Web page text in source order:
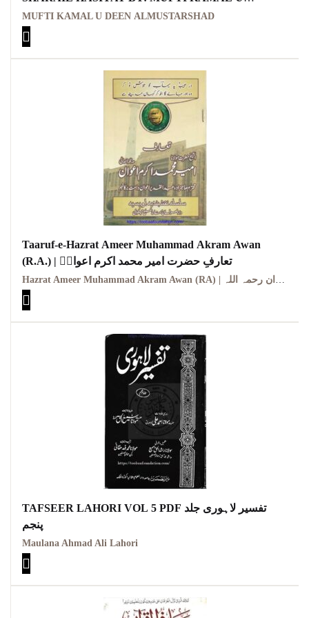
DEEN ALMUSTARSHAD
قیاس اور تقلید کی حقیقت اور شرعی حیثیت از: مفتی
کمال الدین المسترشد
MUFTI KAMAL U DEEN ALMUSTARSHAD
Taaruf-e-Hazrat Ameer Muhammad Akram Awan
(R.A.) | تعارفِ حضرت امیر محمد اکرم اعوانؒ
Hazrat Ameer Muhammad Akram Awan (RA) | حضرت امیر محمد اکرم اعوان رحمہ اللہ
TAFSEER LAHORI VOL 5 PDF تفسیر لاہوری جلد
پنجم
Maulana Ahmad Ali Lahori